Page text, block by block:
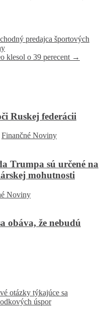
predajca športových
klesol o 39 perecent →
Ruskej federácii
Finančné Noviny
Trumpa sú určené na
mohutnosti
Noviny
obáva, že nebudú